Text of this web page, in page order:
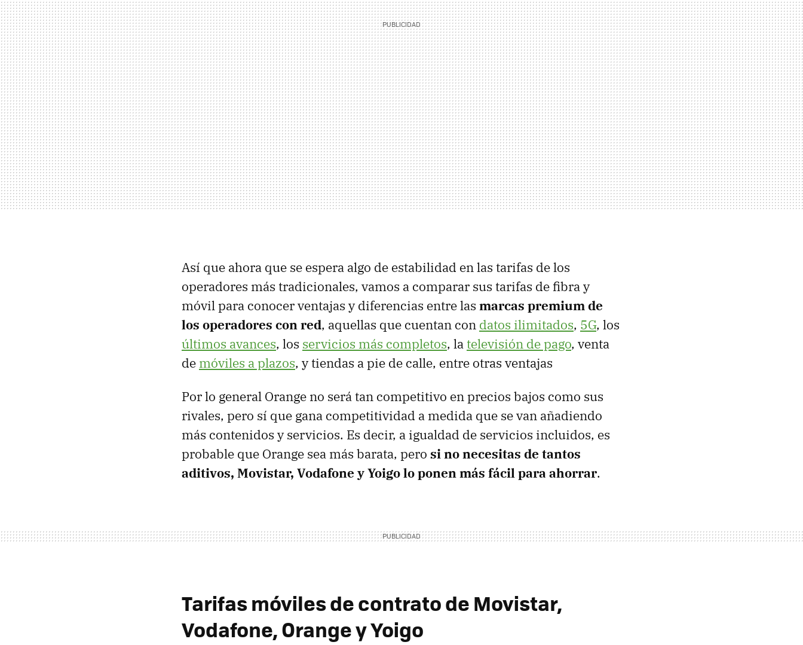
Así que ahora que se espera algo de estabilidad en las tarifas de los
operadores más tradicionales, vamos a comparar sus tarifas de fibra y
móvil para conocer ventajas y diferencias entre las marcas premium de
los operadores con red, aquellas que cuentan con datos ilimitados, 5G, los
últimos avances, los servicios más completos, la televisión de pago, venta
de móviles a plazos, y tiendas a pie de calle, entre otras ventajas
Por lo general Orange no será tan competitivo en precios bajos como sus
rivales, pero sí que gana competitividad a medida que se van añadiendo
más contenidos y servicios. Es decir, a igualdad de servicios incluidos, es
probable que Orange sea más barata, pero si no necesitas de tantos
aditivos, Movistar, Vodafone y Yoigo lo ponen más fácil para ahorrar.
Tarifas móviles de contrato de Movistar,
Vodafone, Orange y Yoigo